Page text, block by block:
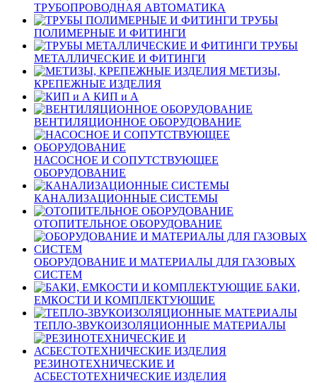
ТРУБОПРОВОДНАЯ АВТОМАТИКА
ТРУБЫ
ПОЛИМЕРНЫЕ И ФИТИНГИ
ТРУБЫ
МЕТАЛЛИЧЕСКИЕ И ФИТИНГИ
МЕТИЗЫ,
КРЕПЕЖНЫЕ ИЗДЕЛИЯ
КИП и А
ВЕНТИЛЯЦИОННОЕ ОБОРУДОВАНИЕ
НАСОСНОЕ И СОПУТСТВУЮЩЕЕ
ОБОРУДОВАНИЕ
КАНАЛИЗАЦИОННЫЕ СИСТЕМЫ
ОТОПИТЕЛЬНОЕ ОБОРУДОВАНИЕ
ОБОРУДОВАНИЕ И МАТЕРИАЛЫ ДЛЯ ГАЗОВЫХ
СИСТЕМ
БАКИ,
ЕМКОСТИ И КОМПЛЕКТУЮЩИЕ
ТЕПЛО-ЗВУКОИЗОЛЯЦИОННЫЕ МАТЕРИАЛЫ
РЕЗИНОТЕХНИЧЕСКИЕ И
АСБЕСТОТЕХНИЧЕСКИЕ ИЗДЕЛИЯ